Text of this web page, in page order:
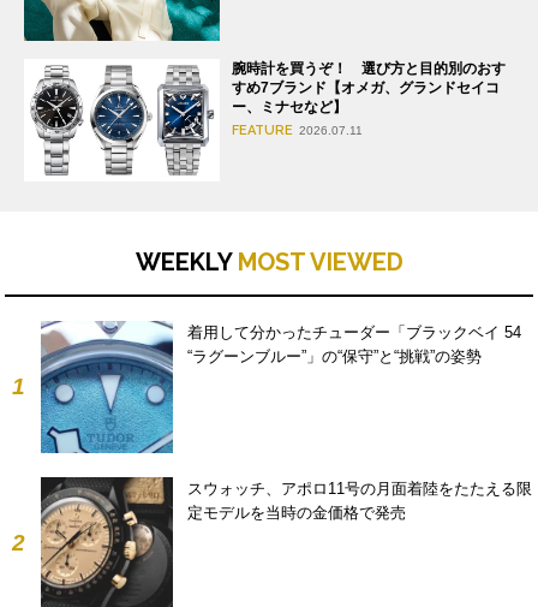
腕時計を買うぞ！ 選び方と目的別のおす
すめ7ブランド【オメガ、グランドセイコ
ー、ミナセなど】
FEATURE 2026.07.11
WEEKLY MOST VIEWED
1
着用して分かったチューダー「ブラックベイ 54
“ラグーンブルー”」の“保守”と“挑戦”の姿勢
2
スウォッチ、アポロ11号の月面着陸をたたえる限
定モデルを当時の金価格で発売